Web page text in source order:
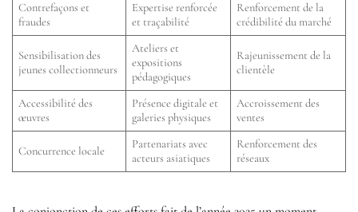
Contrefaçons et
fraudes
Expertise renforcée
et traçabilité
Renforcement de la
crédibilité du marché
Sensibilisation des
jeunes collectionneurs
Ateliers et
expositions
pédagogiques
Rajeunissement de la
clientèle
Accessibilité des
œuvres
Présence digitale et
galeries physiques
Accroissement des
ventes
Concurrence locale
Partenariats avec
acteurs asiatiques
Renforcement des
réseaux